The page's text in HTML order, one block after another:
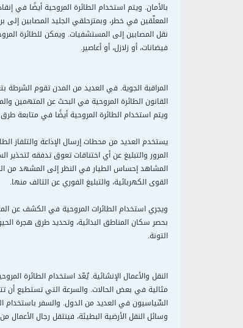
بالأمان. ويتم استخدام الطائرة المروحية أيضًا في
المعلّقين في خطر، وبمتزحلقي الجليد المصابين إلى
نقل المصابين إلى المستشفيات. ويمكن للطائرة
فيضانات، أو زلازل، أو أعاصير.
المراقبة الجوية. في العديد من المدن تقوم الشرطة
القانون الطائرة المروحية في البحث عن المتهمين
ويتم استخدام الطائرة المروحية أيضًا في متابعة
يستخدم العديد من محطات إرسال الإذاعة والتلفاز
المرور والتبليغ عن أي اختناقات تعوق تدفقه
المشاهد إحساس الطيار في النظر إلى المشهد من
القوى الكهربائية، والتبليغ الفوري عن التالف منها.
ويجري استخدام الطائرات المروحية في الكشف عن
بحصر سكان المناطق البدائية، وتحديد طرق هجرة
التونة.
النقل والأعمال الإنشائية. يُعّد استخدام الطائرة
مثالية في بعض الحالات. والسرعة التي تستطيع أن
السِّياسيون في العديد من الدول. والسفر باستخدام
وسائل النقل الأرضية البطيئة، فينتقل رجال